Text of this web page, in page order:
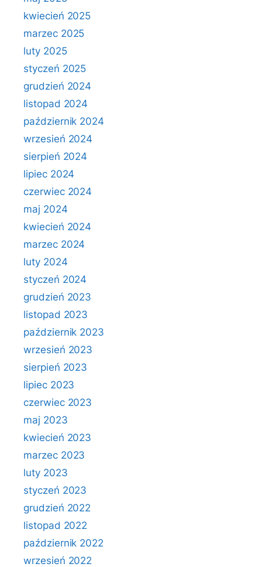
kwiecień 2025
marzec 2025
luty 2025
styczeń 2025
grudzień 2024
listopad 2024
październik 2024
wrzesień 2024
sierpień 2024
lipiec 2024
czerwiec 2024
maj 2024
kwiecień 2024
marzec 2024
luty 2024
styczeń 2024
grudzień 2023
listopad 2023
październik 2023
wrzesień 2023
sierpień 2023
lipiec 2023
czerwiec 2023
maj 2023
kwiecień 2023
marzec 2023
luty 2023
styczeń 2023
grudzień 2022
listopad 2022
październik 2022
wrzesień 2022